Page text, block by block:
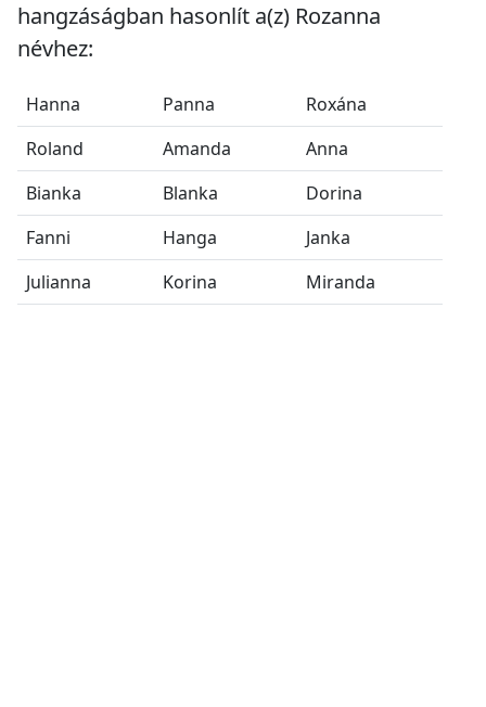
hangzáságban hasonlít a(z) Rozanna
névhez:
Hanna Panna
Roxána
Roland
Amanda
Anna
Bianka
Blanka
Dorina
Fanni
Hanga
Janka
Julianna
Korina Miranda